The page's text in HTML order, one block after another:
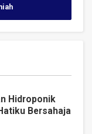
Hidroponik
Bersahaja